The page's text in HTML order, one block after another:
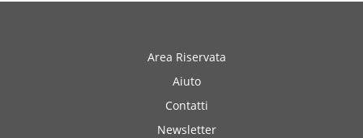
Area Riservata
Aiuto
Contatti
Newsletter